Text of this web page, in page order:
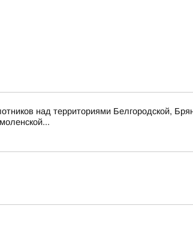
над территориями Белгородской,